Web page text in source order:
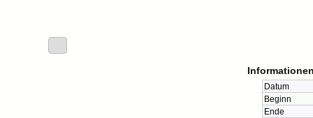
Datum
Beginn
Ende